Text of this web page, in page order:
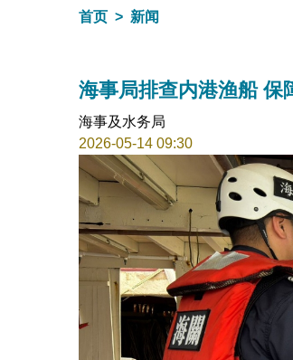
首页 新闻
海事局排查内港渔船 保
海事及水务局
2026-05-14 09:30